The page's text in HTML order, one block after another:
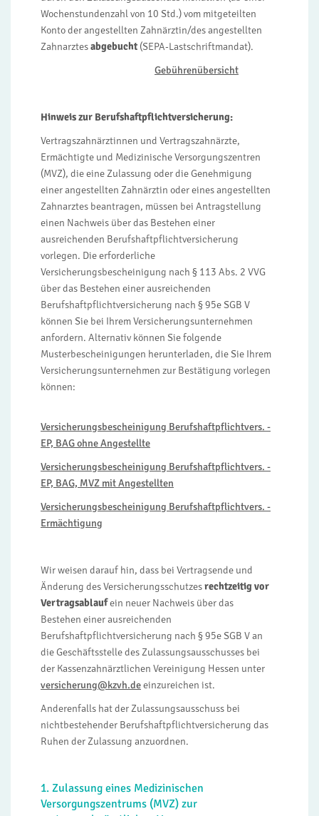
Wochenstundenzahl von 10 Std.) vom mitgeteilten
Konto der angestellten Zahnärztin/des angestellten
Zahnarztesabgebucht (SEPA-Lastschriftmandat).
Gebührenübersicht
Hinweis zur Berufshaftpflichtversicherung:
Vertragszahnärztinnen und Vertragszahnärzte,
Ermächtigte und Medizinische Versorgungszentren
(MVZ), die eine Zulassung oder die Genehmigung
einer angestellten Zahnärztin oder eines angestellten
Zahnarztes beantragen, müssen bei Antragstellung
einen Nachweis über das Bestehen einer
ausreichenden Berufshaftpflichtversicherung
vorlegen. Die erforderliche
Versicherungsbescheinigung nach § 113 Abs. 2 VVG
über das Bestehen einer ausreichenden
Berufshaftpflichtversicherung nach § 95e SGB V
können Sie bei Ihrem Versicherungsunternehmen
anfordern. Alternativ können Sie folgende
Musterbescheinigungen herunterladen, die Sie Ihrem
Versicherungsunternehmen zur Bestätigung vorlegen
können:
Versicherungsbescheinigung Berufshaftpflichtvers. -
EP, BAG ohne Angestellte
Versicherungsbescheinigung Berufshaftpflichtvers. -
EP, BAG, MVZ mit Angestellten
Versicherungsbescheinigung Berufshaftpflichtvers. -
Ermächtigung
Wir weisen darauf hin, dass bei Vertragsende und
Änderung des Versicherungsschutzesrechtzeitig vor
Vertragsablaufein neuer Nachweis über das
Bestehen einer ausreichenden
Berufshaftpflichtversicherung nach § 95e SGB V an
die Geschäftsstelle des Zulassungsausschusses bei
der Kassenzahnärztlichen Vereinigung Hessen unter
versicherung@kzvh.deeinzureichen ist.
Anderenfalls hat der Zulassungsausschuss bei
nichtbestehender Berufshaftpflichtversicherung das
Ruhen der Zulassung anzuordnen.
1. Zulassung eines Medizinischen
Versorgungszentrums (MVZ) zur